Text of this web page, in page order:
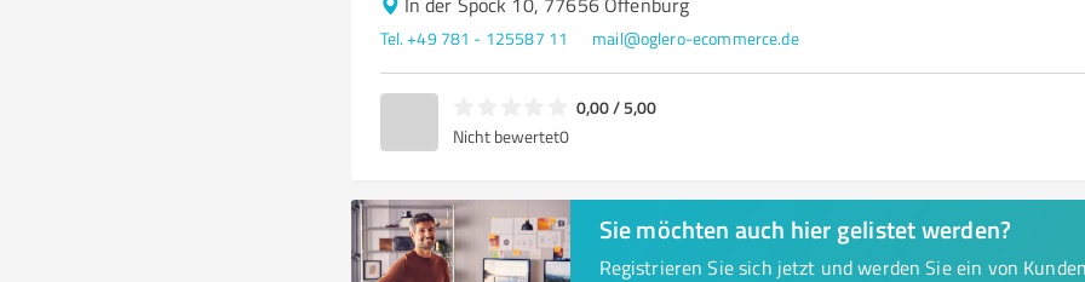
Tel. +49 781 - 125587 11 mail@oglero-ecommerce.de
0,00 / 5,00
Nicht bewertet0
Sie möchten auch hier gelistet werden?
Registrieren Sie sich jetzt und werden Sie ein von